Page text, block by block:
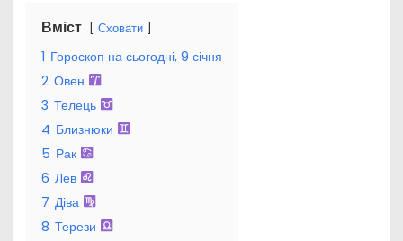
Вміст Сховати
1 Гороскоп на сьогодні, 9 січня
2 Овен
3 Телець
4 Близнюки
5 Рак
6 Лев
7 Діва
8 Терези